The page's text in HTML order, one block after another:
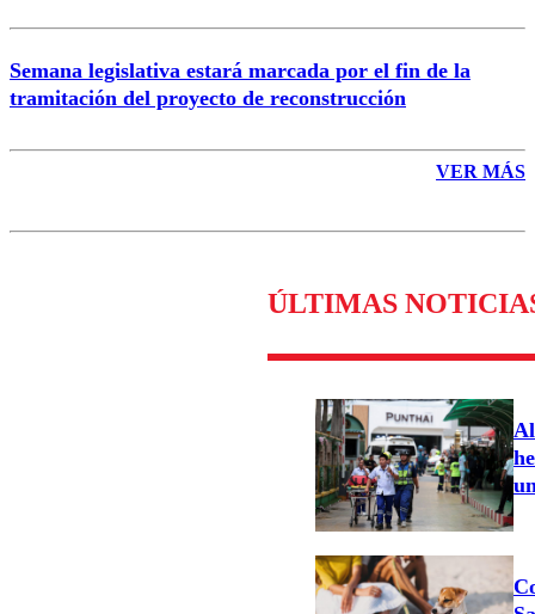
Semana legislativa estará marcada por el fin de la
tramitación del proyecto de reconstrucción
VER MÁS
ÚLTIMAS